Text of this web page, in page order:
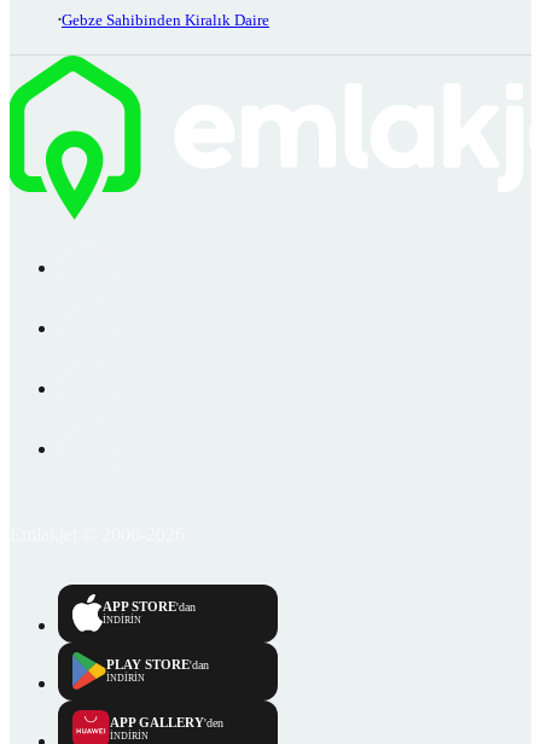
Gebze Sahibinden Kiralık Daire
APP STORE'dan
İNDİRİN
PLAY STORE'dan
İNDİRİN
APP GALLERY'den
İNDİRİN